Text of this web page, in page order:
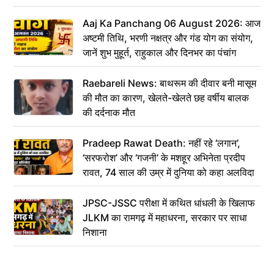
Aaj Ka Panchang 06 August 2026: आज
अष्टमी तिथि, भरणी नक्षत्र और गंड योग का संयोग,
जानें शुभ मुहूर्त, राहुकाल और दिनभर का पंचांग
Raebareli News: बाथरूम की दीवार बनी मासूम
की मौत का कारण, खेलते-खेलते छह वर्षीय बालक
की दर्दनाक मौत
Pradeep Rawat Death: नहीं रहे ‘लगान’,
‘सरफरोश’ और ‘गजनी’ के मशहूर अभिनेता प्रदीप
रावत, 74 साल की उम्र में दुनिया को कहा अलविदा
JPSC-JSSC परीक्षा में कथित धांधली के खिलाफ
JLKM का रामगढ़ में महाधरना, सरकार पर साधा
निशाना